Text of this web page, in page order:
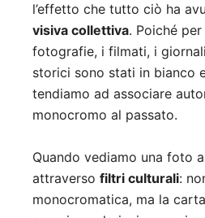
l’effetto che tutto ciò ha
visiva collettiva. Poiché
fotografie, i filmati, i
storici sono stati in bianco
tendiamo ad associare
monocromo al passato.
Quando vediamo una foto
attraverso filtri culturali:
monocromatica, ma la